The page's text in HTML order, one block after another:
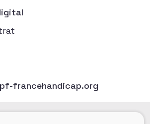
francehandicap.org